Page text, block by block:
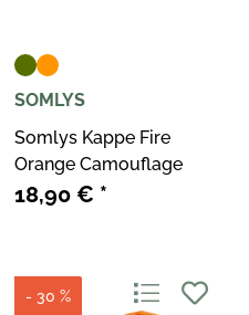
SOMLYS
Somlys Kappe Fire
Orange Camouflage
18,90 € *
- 30 %